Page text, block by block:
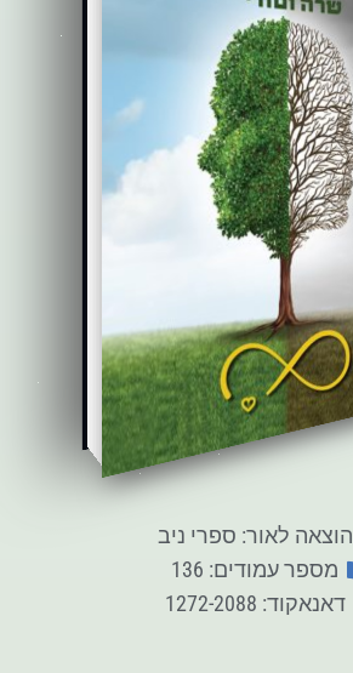
הוצאה לאור: ספרי ניב
מספר עמודים: 136
דאנאקוד: 1272-2088